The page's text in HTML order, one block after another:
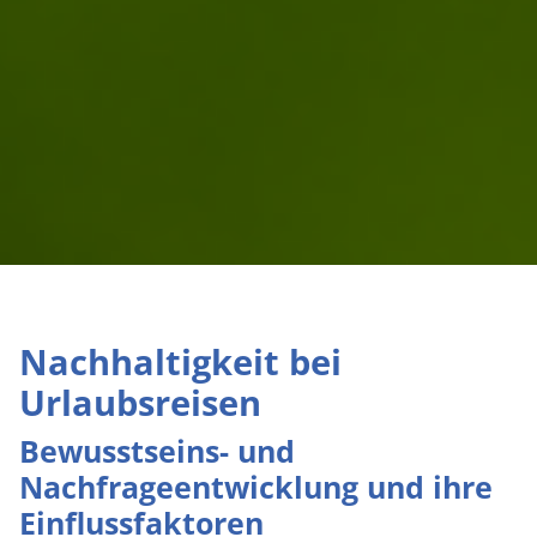
Nachhaltigkeit bei
Urlaubsreisen
Bewusstseins- und
Nachfrageentwicklung und ihre
Einflussfaktoren